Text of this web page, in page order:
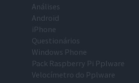
Análises
Android
iPhone
Questionários
Windows Phone
Pack Raspberry Pi Pplware
Velocímetro do Pplware